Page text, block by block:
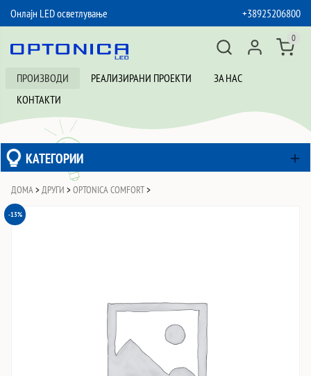
Онлајн LED осветлување
+38925206800
ПРОИЗВОДИ РЕАЛИЗИРАНИ ПРОЕКТИ
ЗА НАС
КОНТАКТИ
0
КАТЕГОРИИ
ДОМА > ДРУГИ >OPTONICA COMFORT>
-13%